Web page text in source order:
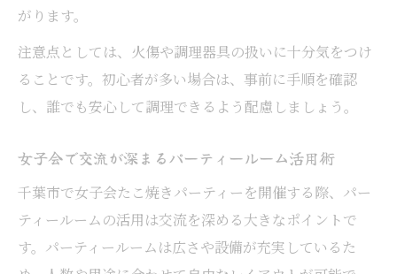
がります。
注意点としては、火傷や調理器具の扱いに十分気をつけ
ることです。初心者が多い場合は、事前に手順を確認
し、誰でも安心して調理できるよう配慮しましょう。
女子会で交流が深まるパーティールーム活用術
千葉市で女子会たこ焼きパーティーを開催する際、パー
ティールームの活用は交流を深める大きなポイントで
す。パーティールームは広さや設備が充実しているた